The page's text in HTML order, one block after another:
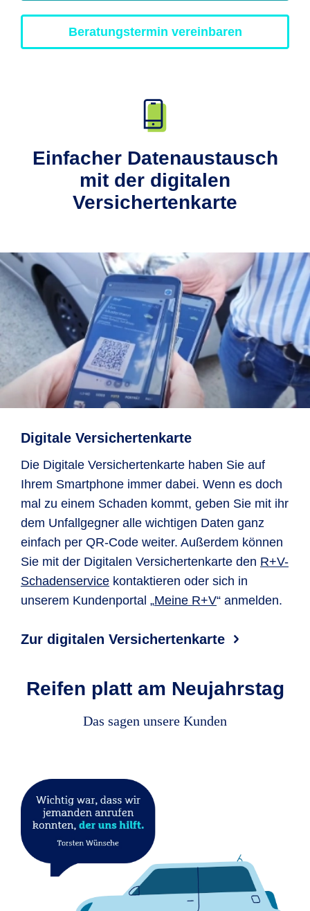
Beratungstermin vereinbaren
Einfacher Datenaustausch
mit der digitalen
Versichertenkarte
Digitale Versichertenkarte
Die Digitale Versichertenkarte haben Sie auf
Ihrem Smartphone immer dabei. Wenn es doch
mal zu einem Schaden kommt, geben Sie mit ihr
dem Unfallgegner alle wichtigen Daten ganz
einfach per QR-Code weiter. Außerdem können
Sie mit der Digitalen Versichertenkarte den R+V-
Schaden­service kontaktieren oder sich in
unserem Kundenportal „Meine R+V“ anmelden.
Zur digitalen Versichertenkarte
Reifen platt am Neujahrstag
Das sagen unsere Kunden